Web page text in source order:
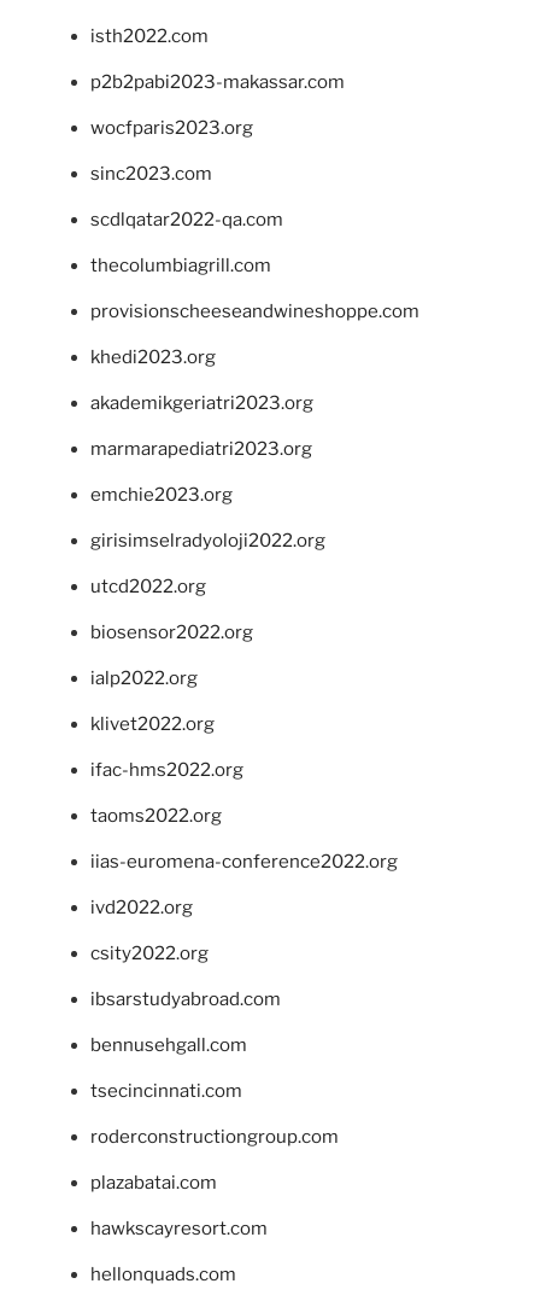
isth2022.com
p2b2pabi2023-makassar.com
wocfparis2023.org
sinc2023.com
scdlqatar2022-qa.com
thecolumbiagrill.com
provisionscheeseandwineshoppe.com
khedi2023.org
akademikgeriatri2023.org
marmarapediatri2023.org
emchie2023.org
girisimselradyoloji2022.org
utcd2022.org
biosensor2022.org
ialp2022.org
klivet2022.org
ifac-hms2022.org
taoms2022.org
iias-euromena-conference2022.org
ivd2022.org
csity2022.org
ibsarstudyabroad.com
bennusehgall.com
tsecincinnati.com
roderconstructiongroup.com
plazabatai.com
hawkscayresort.com
hellonquads.com